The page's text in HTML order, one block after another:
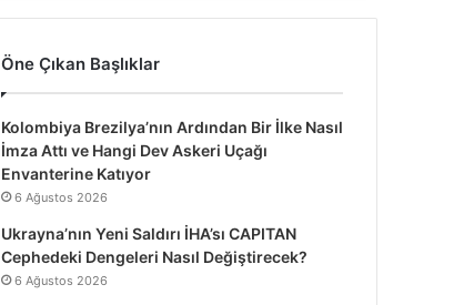
Öne Çıkan Başlıklar
Kolombiya Brezilya’nın Ardından Bir İlke Nasıl
İmza Attı ve Hangi Dev Askeri Uçağı
Envanterine Katıyor
6 Ağustos 2026
Ukrayna’nın Yeni Saldırı İHA’sı CAPITAN
Cephedeki Dengeleri Nasıl Değiştirecek?
6 Ağustos 2026